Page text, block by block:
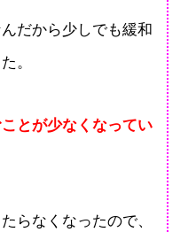
だから少しでも緩和
。
とが少なくなってい
らなくなったので、